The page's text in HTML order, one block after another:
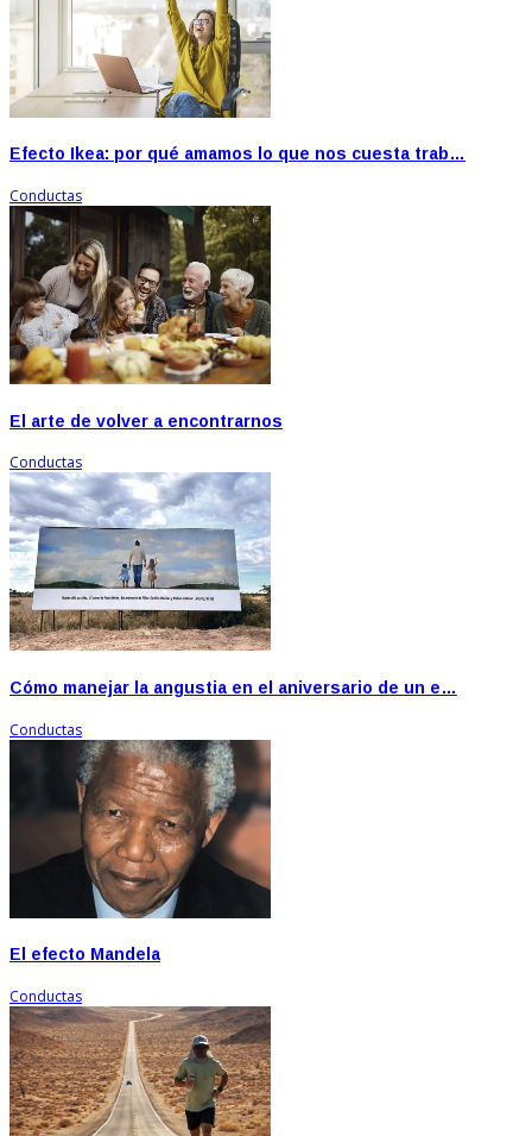
Efecto Ikea: por qué amamos lo que nos cuesta trab…
Conductas
El arte de volver a encontrarnos
Conductas
Cómo manejar la angustia en el aniversario de un e…
Conductas
El efecto Mandela
Conductas